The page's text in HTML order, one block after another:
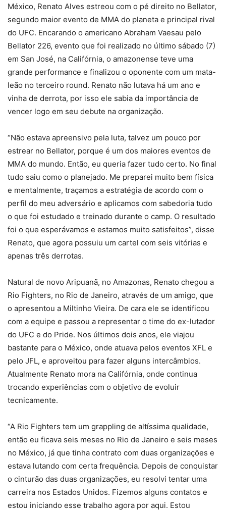
México, Renato Alves estreou com o pé direito no Bellator,
segundo maior evento de MMA do planeta e principal rival
do UFC. Encarando o americano Abraham Vaesau pelo
Bellator 226, evento que foi realizado no último sábado (7)
em San José, na Califórnia, o amazonense teve uma
grande performance e finalizou o oponente com um mata-
leão no terceiro round. Renato não lutava há um ano e
vinha de derrota, por isso ele sabia da importância de
vencer logo em seu debute na organização.
“Não estava apreensivo pela luta, talvez um pouco por
estrear no Bellator, porque é um dos maiores eventos de
MMA do mundo. Então, eu queria fazer tudo certo. No final
tudo saiu como o planejado. Me preparei muito bem física
e mentalmente, traçamos a estratégia de acordo com o
perfil do meu adversário e aplicamos com sabedoria tudo
o que foi estudado e treinado durante o camp. O resultado
foi o que esperávamos e estamos muito satisfeitos”, disse
Renato, que agora possuiu um cartel com seis vitórias e
apenas três derrotas.
Natural de novo Aripuanã, no Amazonas, Renato chegou a
Rio Fighters, no Rio de Janeiro, através de um amigo, que
o apresentou a Miltinho Vieira. De cara ele se identificou
com a equipe e passou a representar o time do ex-lutador
do UFC e do Pride. Nos últimos dois anos, ele viajou
bastante para o México, onde atuava pelos eventos XFL e
pelo JFL, e aproveitou para fazer alguns intercâmbios.
Atualmente Renato mora na Califórnia, onde continua
trocando experiências com o objetivo de evoluir
tecnicamente.
“A Rio Fighters tem um grappling de altíssima qualidade,
então eu ficava seis meses no Rio de Janeiro e seis meses
no México, já que tinha contrato com duas organizações e
estava lutando com certa frequência. Depois de conquistar
o cinturão das duas organizações, eu resolvi tentar uma
carreira nos Estados Unidos. Fizemos alguns contatos e
estou iniciando esse trabalho agora por aqui. Estou